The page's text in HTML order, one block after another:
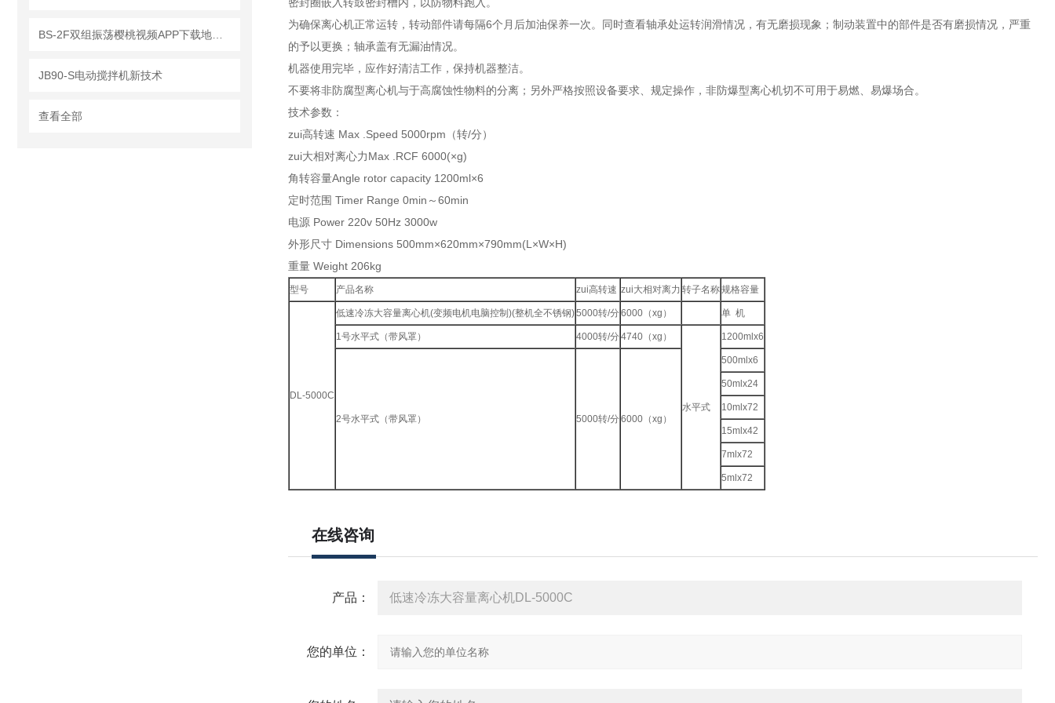
JB90-S电动搅拌机新技术
查看全部
为确保离心机正常运转，转动部件请每隔6个月后加油保养一次。同时查看轴承处运转润滑情况，有无磨损现象；制动装置中的部件是否有磨损情况，严重
的予以更换；轴承盖有无漏油情况。
机器使用完毕，应作好清洁工作，保持机器整洁。
不要将非防腐型离心机与于高腐蚀性物料的分离；另外严格按照设备要求、规定操作，非防爆型离心机切不可用于易燃、易爆场合。
技术参数：
zui高转速 Max .Speed 5000rpm（转/分）
zui大相对离心力Max .RCF 6000(×g)
角转容量Angle rotor capacity 1200ml×6
定时范围 Timer Range 0min～60min
电源 Power 220v 50Hz 3000w
外形尺寸 Dimensions 500mm×620mm×790mm(L×W×H)
重量 Weight 206kg
型号 产品名称 zui高转速 zui大相对离力 转子名称规格容量
DL-5000C
低速冷冻大容量离心机(变频电机电脑控制)(整机全不锈钢)5000转/分6000（xg） 单 机
1号水平式（带风罩） 4000转/分4740（xg）
水平式
1200mlx6
2号水平式（带风罩） 5000转/分6000（xg）
500mlx6
50mlx24
10mlx72
15mlx42
7mlx72
5mlx72
在线咨询
产品：
您的单位：